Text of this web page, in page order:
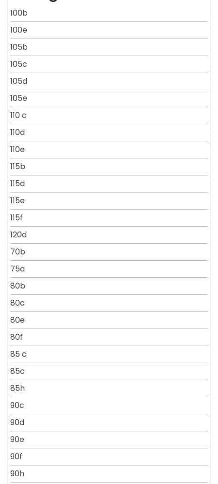
100b
100e
105b
105c
105d
105e
110 c
110d
110e
115b
115d
115e
115f
120d
70b
75a
80b
80c
80e
80f
85 c
85c
85h
90c
90d
90e
90f
90h